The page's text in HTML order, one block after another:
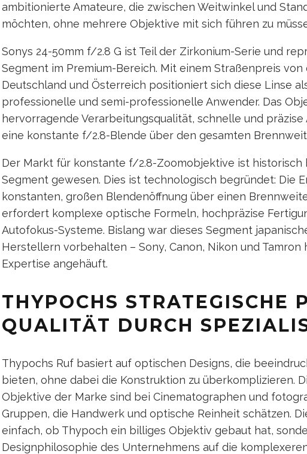
ambitionierte Amateure, die zwischen Weitwinkel und
möchten, ohne mehrere Objektive mit sich führen zu
Sonys 24-50mm f/2.8 G ist Teil der Zirkonium-Serie und
Segment im Premium-Bereich. Mit einem Straßenpreis von
Deutschland und Österreich positioniert sich diese Linse
professionelle und semi-professionelle Anwender. Das
hervorragende Verarbeitungsqualität, schnelle und
eine konstante f/2.8-Blende über den gesamten
Der Markt für konstante f/2.8-Zoomobjektive ist historisch
Segment gewesen. Dies ist technologisch begründet: Die
konstanten, großen Blendenöffnung über einen
erfordert komplexe optische Formeln, hochpräzise
Autofokus-Systeme. Bislang war dieses Segment
Herstellern vorbehalten – Sony, Canon, Nikon und
Expertise angehäuft.
THYPOCHS STRATEGISCHE
QUALITÄT DURCH
Thypochs Ruf basiert auf optischen Designs, die
bieten, ohne dabei die Konstruktion zu überkomplizieren.
Objektive der Marke sind bei Cinematographen und
Gruppen, die Handwerk und optische Reinheit schätzen.
einfach, ob Thypoch ein billiges Objektiv gebaut hat,
Designphilosophie des Unternehmens auf die